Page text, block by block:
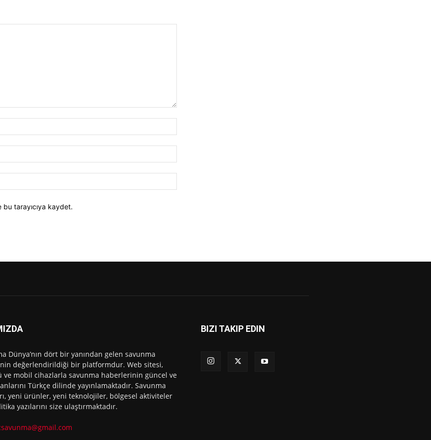
tarayıcıya kaydet.
Dünya’nın dört bir yanından gelen savunma
değerlendirildiği bir platformdur. Web sitesi,
ve mobil cihazlarla savunma haberlerinin güncel ve
Türkçe dilinde yayınlamaktadır. Savunma
yeni ürünler, yeni teknolojiler, bölgesel aktiviteler
yazılarını size ulaştırmaktadır.
BIZI TAKIP EDIN